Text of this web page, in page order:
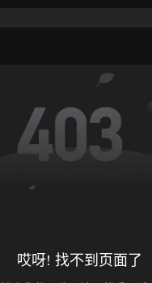
哎呀! 找不到页面了